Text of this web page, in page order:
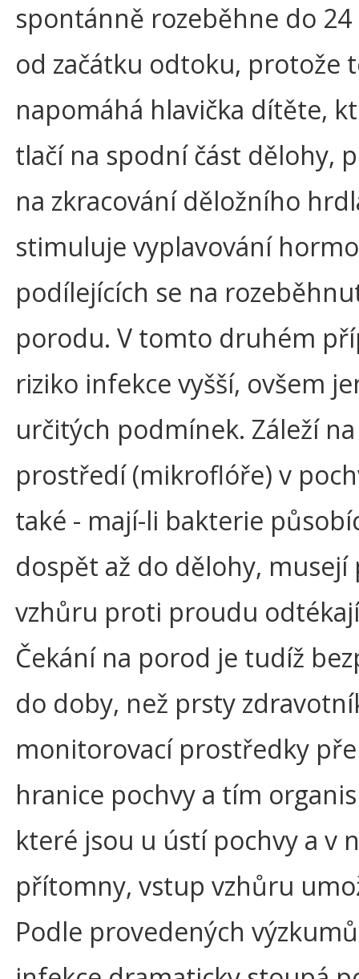
spontánně rozeběhne do
od začátku odtoku, protože
napomáhá hlavička dítěte,
tlačí na spodní část dělohy,
na zkracování děložního
stimuluje vyplavování
podílejících se na
porodu. V tomto druhém
riziko infekce vyšší, ovšem
určitých podmínek. Záleží na
prostředí (mikroflóře) v
také - mají-li bakterie
dospět až do dělohy,
vzhůru proti proudu
Čekání na porod je tudíž
do doby, než prsty
monitorovací prostředky
hranice pochvy a tím
které jsou u ústí pochvy a v
přítomny, vstup vzhůru
Podle provedených